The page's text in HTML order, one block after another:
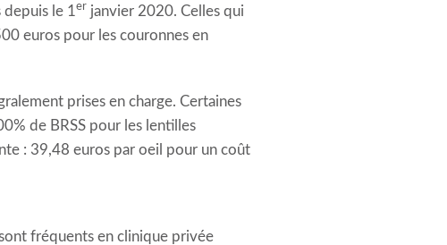
le 1er janvier 2020. Celles qui
euros pour les couronnes en
prises en charge. Certaines
de BRSS pour les lentilles
: 39,48 euros par oeil pour un coût
sont fréquents en clinique privée